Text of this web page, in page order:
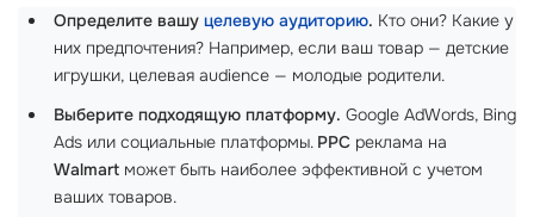
Определите вашу целевую аудиторию. Кто они? Какие у
них предпочтения? Например, если ваш товар — детские
игрушки, целевая audience — молодые родители.
Выберите подходящую платформу. Google AdWords, Bing
Ads или социальные платформы. PPC реклама на
Walmart может быть наиболее эффективной с учетом
ваших товаров.